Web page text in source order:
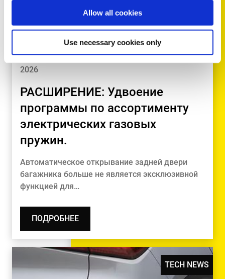
Allow all cookies
Use necessary cookies only
2026
РАСШИРЕНИЕ: Удвоение
программы по ассортименту
электрических газовых
пружин.
Автоматическое открывание задней двери
багажника больше не является эксклюзивной
функцией для…
ПОДРОБНЕЕ
TECH NEWS